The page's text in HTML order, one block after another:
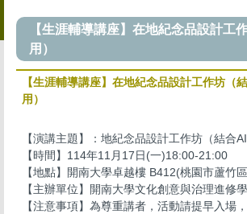
【生涯輔導講座】在地紀念品設計工
用）
【生涯輔導講座】在地紀念品設計工作坊（
用）
【演講主題】：地紀念品設計工作坊（結合AI
【時間】114年11月17日(一)18:00-21:00
【地點】開南大學卓越樓 B412(桃園市蘆竹
【主辦單位】開南大學文化創意與治理進修
【注意事項】為尊重講者，活動請提早入場